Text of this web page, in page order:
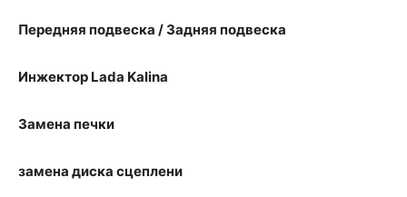
Передняя подвеска / Задняя подвеска
Инжектор Lada Kalina
Замена печки
замена диска сцеплени